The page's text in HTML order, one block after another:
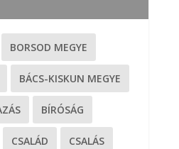
BORSOD MEGYE
BÁCS-KISKUN MEGYE
BÍRÓSÁG
CSALÁD CSALÁS